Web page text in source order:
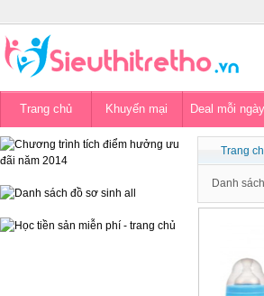
Trang chủ Khuyến mại Deal mỗi ngày
Trang
Danh